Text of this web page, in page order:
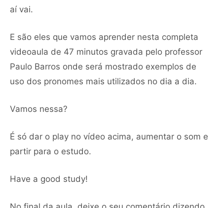
aí vai.
E são eles que vamos aprender nesta completa
videoaula de 47 minutos gravada pelo professor
Paulo Barros onde será mostrado exemplos de
uso dos pronomes mais utilizados no dia a dia.
Vamos nessa?
É só dar o play no vídeo acima, aumentar o som e
partir para o estudo.
Have a good study!